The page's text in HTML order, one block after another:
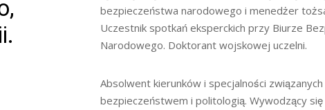
bezpieczeństwa narodowego i menedżer
Uczestnik spotkań eksperckich przy Biurze
Narodowego. Doktorant wojskowej uczelni.
Absolwent kierunków i specjalności związanych
bezpieczeństwem i politologią. Wywodzący